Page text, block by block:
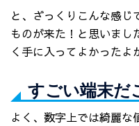
と、ざっくりこんな感じ
ものが来た！と思いまし
く手に入ってよかった
すごい端末だ
よく、数字上では綺麗な